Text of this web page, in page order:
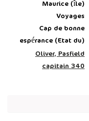
Maurice (île)
Voyages
Cap de bonne
espérance (Etat du)
Oliver, Pasfield
capitain 340